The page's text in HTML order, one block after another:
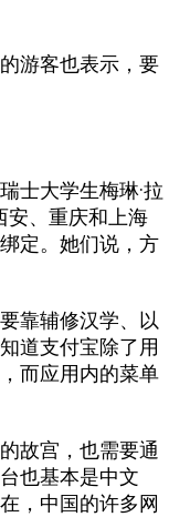
游客也表示，要
士大学生梅琳·拉
安、重庆和上海
定。她们说，方
靠辅修汉学、以
道支付宝除了用
而应用内的菜单
故宫，也需要通
也基本是中文
，中国的许多网